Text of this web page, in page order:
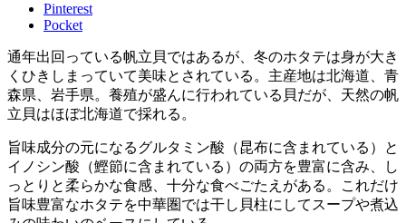
Pinterest
Pocket
通年出回っている帆立貝ではあるが、冬のホタテは身が大き
くひきしまっていて美味とされている。主産地は北海道、青
森県、岩手県。養殖が盛んに行われている貝だが、天然の帆
立貝はほぼ北海道で採れる。
旨味成分の元になるグルタミン酸（昆布に含まれている）と
イノシン酸（鰹節に含まれている）の両方を豊富に含み、し
っとりと柔らかな食感、十分な食べごたえがある。これだけ
旨味豊富なホタテを中華圏では干し貝柱にしてスープや煮込